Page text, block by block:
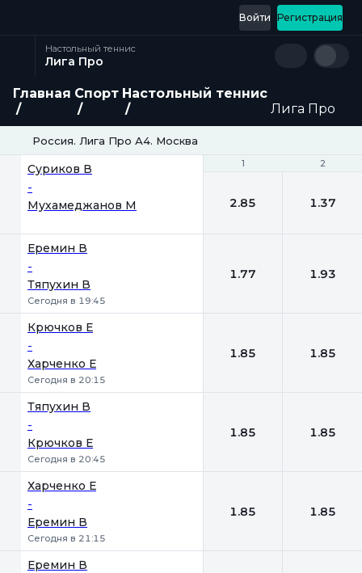
Регистрация
Войти
Настольный теннис
Лига Про
Главная Спорт Настольный теннис
Лига Про
Россия. Лига Про А4. Москва
1 2
Суриков В
-
Мухамеджанов М
1 2
2.85 1.37
Еремин В
-
Тяпухин В
Сегодня в 19:45
1.77 1.93
Крючков Е
-
Харченко Е
Сегодня в 20:15
1.85 1.85
Тяпухин В
-
Крючков Е
Сегодня в 20:45
1.85 1.85
Харченко Е
-
Еремин В
Сегодня в 21:15
1.85 1.85
Еремин В